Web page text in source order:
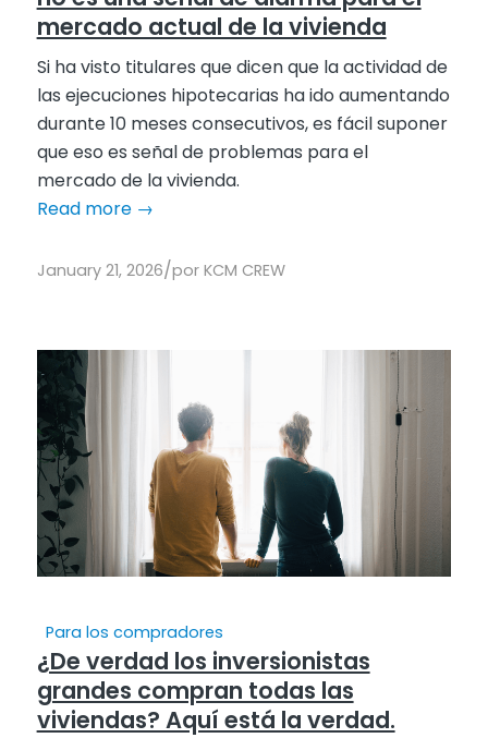
mercado actual de la vivienda
Si ha visto titulares que dicen que la actividad de
las ejecuciones hipotecarias ha ido aumentando
durante 10 meses consecutivos, es fácil suponer
que eso es señal de problemas para el
mercado de la vivienda.
Read more→
January 21, 2026/por KCM CREW
Para los compradores
¿De verdad los inversionistas
grandes compran todas las
viviendas? Aquí está la verdad.